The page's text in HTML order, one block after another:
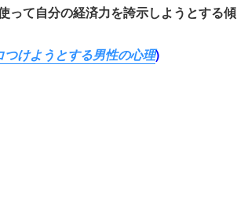
って自分の経済力を誇示しようとする傾
けようとする男性の心理)